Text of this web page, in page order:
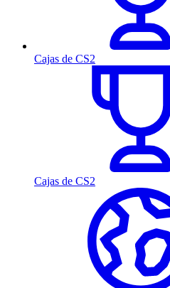
Cajas de CS2
Cajas de CS2